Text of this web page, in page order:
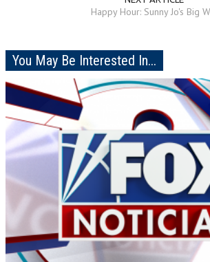
Happy Hour: Sunny Jo's Big
You May Be Interested In...